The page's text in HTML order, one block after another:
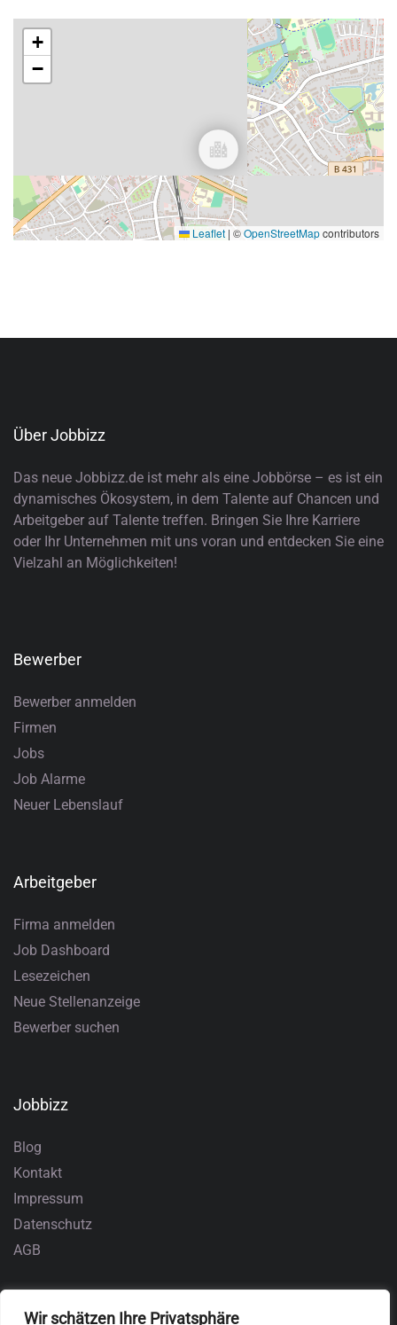
Wir schätzen Ihre Privatsphäre
+
−
Leaflet | ©OpenStreetMapcontributors
Über Jobbizz
Das neue Jobbizz.de ist mehr als eine Jobbörse – es ist ein
dynamisches Ökosystem, in dem Talente auf Chancen und
Arbeitgeber auf Talente treffen. Bringen Sie Ihre Karriere
oder Ihr Unternehmen mit uns voran und entdecken Sie eine
Vielzahl an Möglichkeiten!
Bewerber
Bewerber anmelden
Firmen
Jobs
Job Alarme
Neuer Lebenslauf
Arbeitgeber
Firma anmelden
Job Dashboard
Lesezeichen
Neue Stellenanzeige
Bewerber suchen
Jobbizz
Blog
Kontakt
Impressum
Datenschutz
AGB